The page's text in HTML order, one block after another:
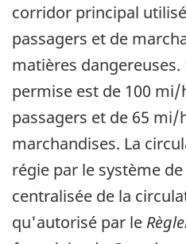
corridor principal
passagers et de
matières
permise est de 100
passagers et de 65
marchandises. La
régie par le système
centralisée de la
qu'autorisé par le